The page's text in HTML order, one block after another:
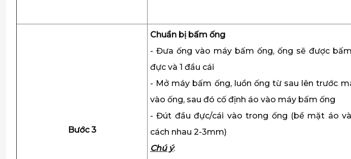
Bước 3
Chuẩn bị bấm ống
- Đưa ống vào máy bấm ống, ống sẽ được
đực và 1 đầu cái
- Mở máy bấm ống, luồn ống từ sau lên trước
vào ống, sau đó cố định áo vào máy bấm ống
- Đút đầu đực/cái vào trong ống (bề mặt áo
cách nhau 2-3mm)
Chú ý: